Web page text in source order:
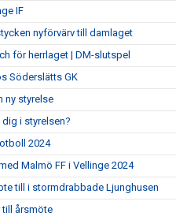
IF
nyförvärv till damlaget
för herrlaget | DM-slutspel
Söderslätts GK
ny styrelse
i styrelsen?
2024
Malmö FF i Vellinge 2024
till i stormdrabbade Ljunghusen
till årsmöte